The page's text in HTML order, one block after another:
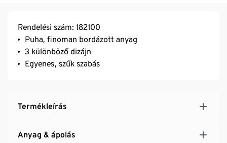
Rendelési szám: 182100
Puha, finoman bordázott anyag
3 különböző dizájn
Egyenes, szűk szabás
Termékleírás
Anyag & ápolás